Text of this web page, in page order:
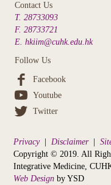
Contact Us
T. 28733093
F. 28733721
E. hkiim@cuhk.edu.hk
Follow Us
Facebook
Youtube
Twitter
Privacy| Disclaimer|
Copyright © 2019. All
Integrative Medicine,
Web Design by YSD